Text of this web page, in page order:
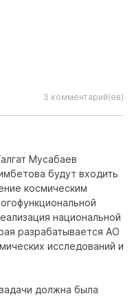
3 комментарий(ев)
Мусабаев
будут входить
космическим
национальной
разрабатывается АО
исследований и
должна была